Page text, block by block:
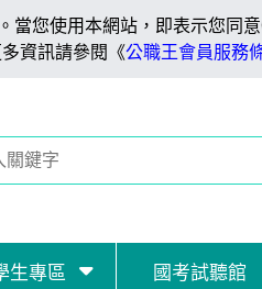
您使用本網站，即表示您
資訊請參閱《公職王會員服務
生專區 國考試聽館